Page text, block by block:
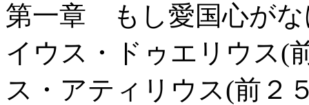
第一章 もし愛国心が
イウス・ドゥエリウス(
ス・アティリウス(前２